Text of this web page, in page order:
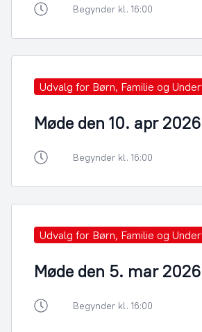
Begynder kl. 16:00
Udvalg for Børn, Familie og
Møde den 10. apr 2026
Begynder kl. 16:00
Udvalg for Børn, Familie og
Møde den 5. mar 2026
Begynder kl. 16:00